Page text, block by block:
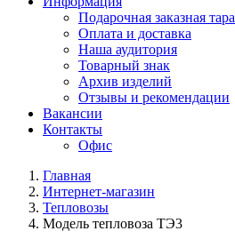
Подарочная заказная тара
Оплата и доставка
Наша аудитория
Товарный знак
Архив изделий
Отзывы и рекомендации
Вакансии
Контакты
Офис
Главная
Интернет-магазин
Тепловозы
Модель тепловоза ТЭ3